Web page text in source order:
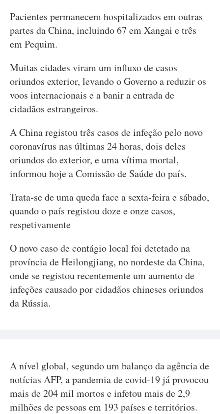
Pacientes permanecem hospitalizados em outras
partes da China, incluindo 67 em Xangai e três
em Pequim.
Muitas cidades viram um influxo de casos
oriundos exterior, levando o Governo a reduzir os
voos internacionais e a banir a entrada de
cidadãos estrangeiros.
A China registou três casos de infeção pelo novo
coronavírus nas últimas 24 horas, dois deles
oriundos do exterior, e uma vítima mortal,
informou hoje a Comissão de Saúde do país.
Trata-se de uma queda face a sexta-feira e sábado,
quando o país registou doze e onze casos,
respetivamente
O novo caso de contágio local foi detetado na
província de Heilongjiang, no nordeste da China,
onde se registou recentemente um aumento de
infeções causado por cidadãos chineses oriundos
da Rússia.
A nível global, segundo um balanço da agência de
notícias AFP, a pandemia de covid-19 já provocou
mais de 204 mil mortos e infetou mais de 2,9
milhões de pessoas em 193 países e territórios.